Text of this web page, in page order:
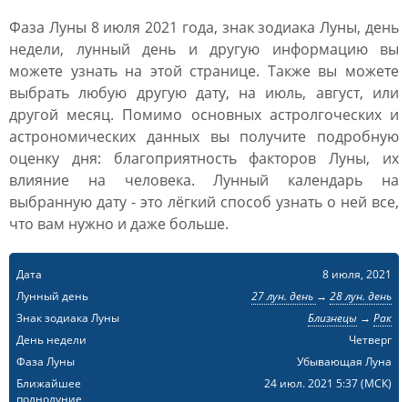
Фаза Луны 8 июля 2021 года, знак зодиака Луны, день
недели, лунный день и другую информацию вы
можете узнать на этой странице. Также вы можете
выбрать любую другую дату, на июль, август, или
другой месяц. Помимо основных астролгоческих и
астрономических данных вы получите подробную
оценку дня: благоприятность факторов Луны, их
влияние на человека. Лунный календарь на
выбранную дату - это лёгкий способ узнать о ней все,
что вам нужно и даже больше.
Дата
8 июля, 2021
Лунный день
27 лун. день → 28 лун. день
Знак зодиака Луны
Близнецы→ Рак
День недели
Четверг
Фаза Луны
Убывающая Луна
Ближайшее
полнолуние
24 июл. 2021 5:37(МСК)